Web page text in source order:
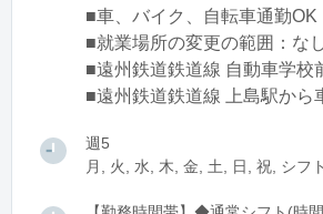
■車、バイク、自転車通勤OK
■就業場所の変更の範囲：な
■遠州鉄道鉄道線 自動車学校
■遠州鉄道鉄道線 上島駅から
週5
月, 火, 水, 木, 金, 土, 日, 祝, シフ